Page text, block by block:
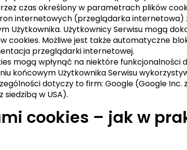
czas określony w parametrach plików
internetowych (przeglądarka internetowa)
Użytkownika. Użytkownicy Serwisu mogą
cookies. Możliwe jest także automatyczne
przeglądarki internetowej.
mogą wpłynąć na niektóre
końcowym Użytkownika Serwisu
dotyczy to firm: Google (Google Inc.
w USA).
cookies – jak w